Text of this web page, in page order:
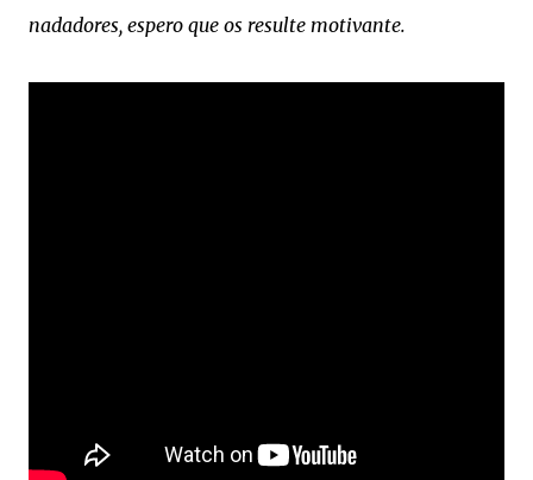
nadadores, espero que os resulte motivante.